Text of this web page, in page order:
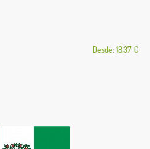
Desde: 18,37 €